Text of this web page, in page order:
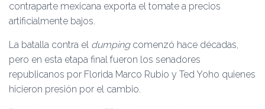
contraparte mexicana exporta el tomate a precios
artificialmente bajos.
La batalla contra el dumpingcomenzó hace décadas,
pero en esta etapa final fueron los senadores
republicanos por Florida Marco Rubio y Ted Yoho quienes
hicieron presión por el cambio.